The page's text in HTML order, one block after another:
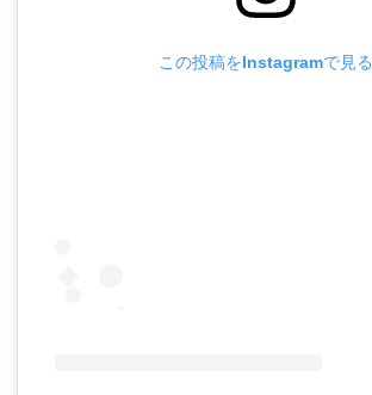
この投稿をInstagramで見る